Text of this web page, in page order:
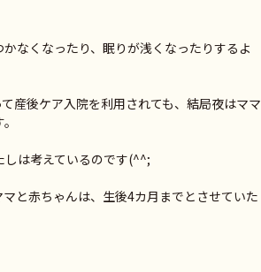
なくなったり、眠りが浅くなったりするよ
産後ケア入院を利用されても、結局夜はママ
しは考えているのです(^^;
と赤ちゃんは、生後4カ月までとさせていた